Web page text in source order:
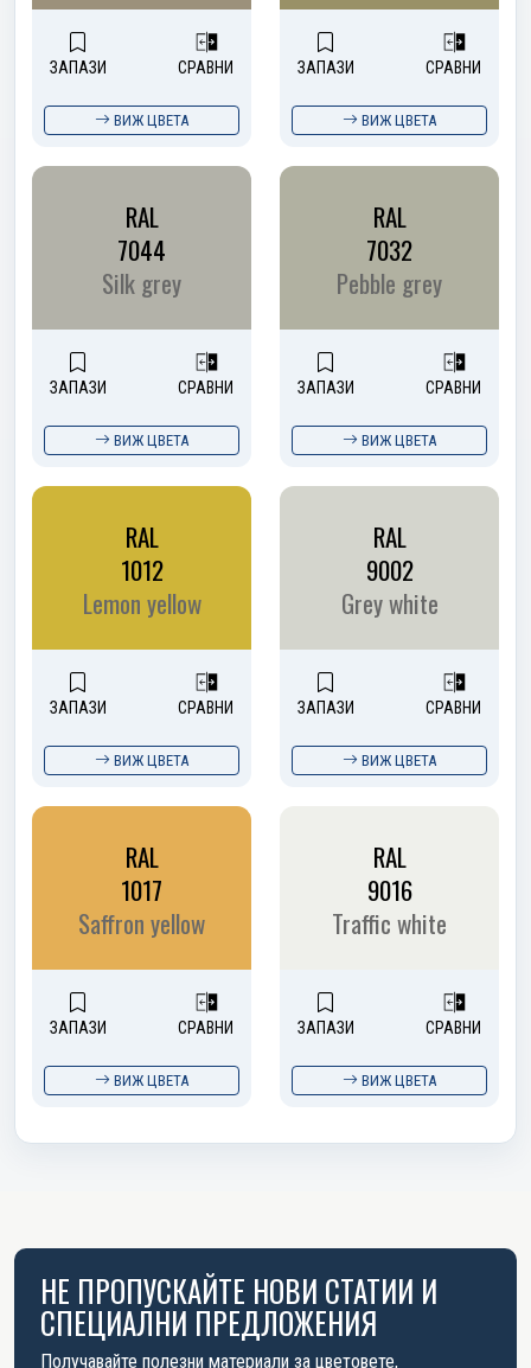
ЗАПАЗИ СРАВНИ
ВИЖ ЦВЕТА
ЗАПАЗИ СРАВНИ
ВИЖ ЦВЕТА
RAL
7044
Silk grey
ЗАПАЗИ СРАВНИ
ВИЖ ЦВЕТА
RAL
7032
Pebble grey
ЗАПАЗИ СРАВНИ
ВИЖ ЦВЕТА
RAL
1012
Lemon yellow
ЗАПАЗИ СРАВНИ
ВИЖ ЦВЕТА
RAL
9002
Grey white
ЗАПАЗИ СРАВНИ
ВИЖ ЦВЕТА
RAL
1017
Saffron yellow
ЗАПАЗИ СРАВНИ
ВИЖ ЦВЕТА
RAL
9016
Traffic white
ЗАПАЗИ СРАВНИ
ВИЖ ЦВЕТА
НЕ ПРОПУСКАЙТЕ НОВИ СТАТИИ И
СПЕЦИАЛНИ ПРЕДЛОЖЕНИЯ
Получавайте полезни материали за цветовете,